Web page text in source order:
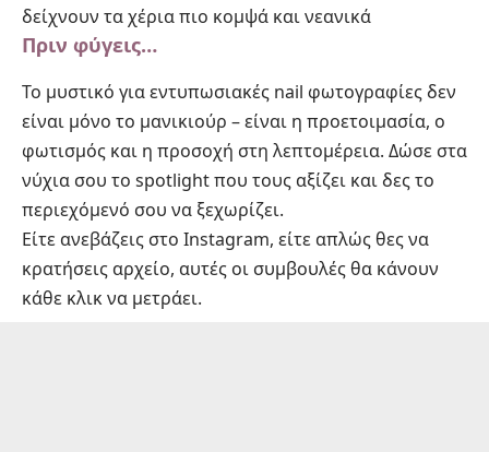
δείχνουν τα χέρια πιο κομψά και νεανικά
Πριν φύγεις…
Το μυστικό για εντυπωσιακές nail φωτογραφίες δεν
είναι μόνο το μανικιούρ – είναι η προετοιμασία, ο
φωτισμός και η προσοχή στη λεπτομέρεια. Δώσε στα
νύχια σου το spotlight που τους αξίζει και δες το
περιεχόμενό σου να ξεχωρίζει.
Είτε ανεβάζεις στο Instagram, είτε απλώς θες να
κρατήσεις αρχείο, αυτές οι συμβουλές θα κάνουν
κάθε κλικ να μετράει.